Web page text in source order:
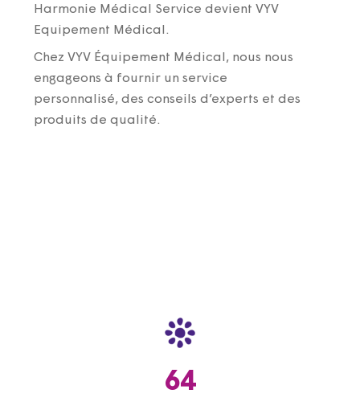
Harmonie Médical Service devient VYV
Equipement Médical.
Chez VYV Équipement Médical, nous nous
engageons à fournir un service
personnalisé, des conseils d’experts et des
produits de qualité.
64